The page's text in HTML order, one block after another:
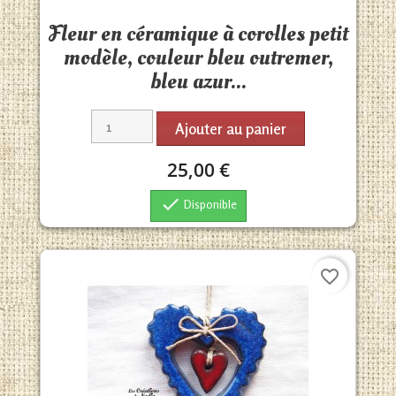
Fleur en céramique à corolles petit
modèle, couleur bleu outremer,
bleu azur...
Ajouter au panier
25,00 €
 Disponible
favorite_border